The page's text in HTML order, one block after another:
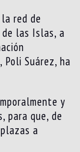
red de
las Islas, a
Suárez, ha
y
para que, de
a